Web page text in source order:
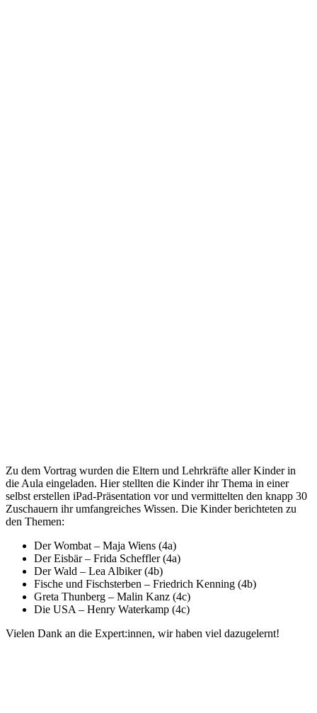
Zu dem Vortrag wurden die Eltern und Lehrkräfte aller Kinder in
die Aula eingeladen. Hier stellten die Kinder ihr Thema in einer
selbst erstellen iPad-Präsentation vor und vermittelten den knapp 30
Zuschauern ihr umfangreiches Wissen. Die Kinder berichteten zu
den Themen:
Der Wombat – Maja Wiens (4a)
Der Eisbär – Frida Scheffler (4a)
Der Wald – Lea Albiker (4b)
Fische und Fischsterben – Friedrich Kenning (4b)
Greta Thunberg – Malin Kanz (4c)
Die USA – Henry Waterkamp (4c)
Vielen Dank an die Expert:innen, wir haben viel dazugelernt!